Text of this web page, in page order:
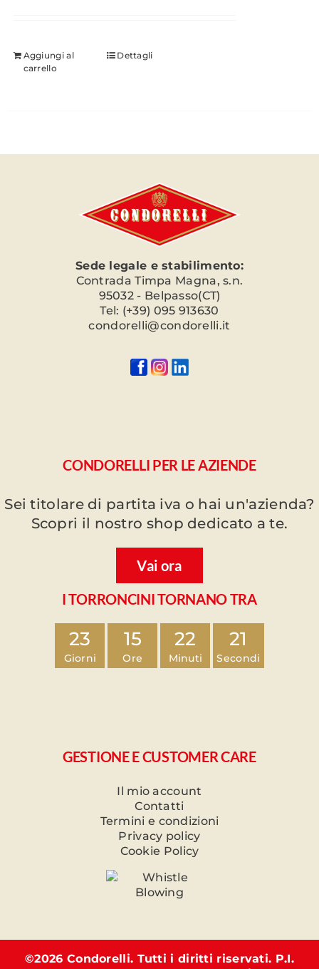
Aggiungi al
carrello
Dettagli
Sede legale e stabilimento:
Contrada Timpa Magna, s.n.
95032 - Belpasso(CT)
Tel: (+39) 095 913630
condorelli@condorelli.it
CONDORELLI PER LE AZIENDE
Sei titolare di partita iva o hai un'azienda?
Scopri il nostro shop dedicato a te.
Vai ora
I TORRONCINI TORNANO TRA
23
Giorni
15
Ore
22
Minuti
21
Secondi
GESTIONE E CUSTOMER CARE
Il mio account
Contatti
Termini e condizioni
Privacy policy
Cookie Policy
©2026 Condorelli. Tutti i diritti riservati. P.I.